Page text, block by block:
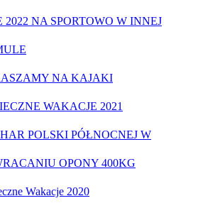
2022 NA SPORTOWO W INNEJ
NA KAJAKI
WAKACJE 2021
POLSKI PÓŁNOCNEJ W
OPONY 400KG
Wakacje 2020